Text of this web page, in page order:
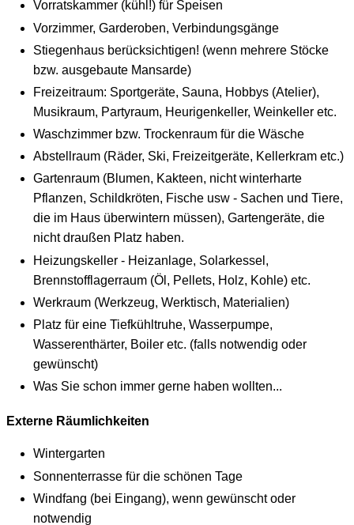
Vorratskammer (kühl!) für Speisen
Vorzimmer, Garderoben, Verbindungsgänge
Stiegenhaus berücksichtigen! (wenn mehrere Stöcke
bzw. ausgebaute Mansarde)
Freizeitraum: Sportgeräte, Sauna, Hobbys (Atelier),
Musikraum, Partyraum, Heurigenkeller, Weinkeller etc.
Waschzimmer bzw. Trockenraum für die Wäsche
Abstellraum (Räder, Ski, Freizeitgeräte, Kellerkram etc.)
Gartenraum (Blumen, Kakteen, nicht winterharte
Pflanzen, Schildkröten, Fische usw - Sachen und Tiere,
die im Haus überwintern müssen), Gartengeräte, die
nicht draußen Platz haben.
Heizungskeller - Heizanlage, Solarkessel,
Brennstofflagerraum (Öl, Pellets, Holz, Kohle) etc.
Werkraum (Werkzeug, Werktisch, Materialien)
Platz für eine Tiefkühltruhe, Wasserpumpe,
Wasserenthärter, Boiler etc. (falls notwendig oder
gewünscht)
Was Sie schon immer gerne haben wollten...
Externe Räumlichkeiten
Wintergarten
Sonnenterrasse für die schönen Tage
Windfang (bei Eingang), wenn gewünscht oder
notwendig